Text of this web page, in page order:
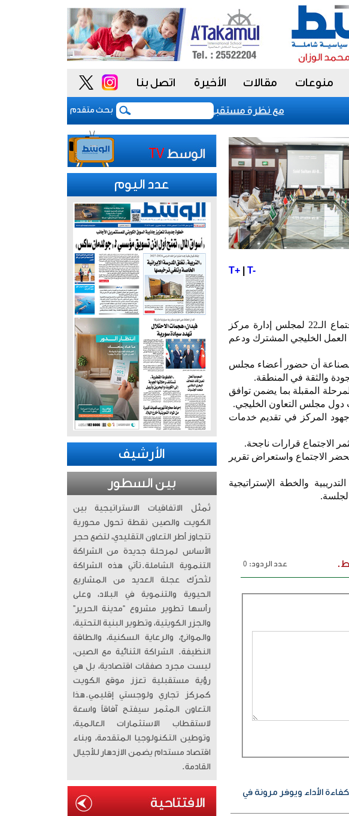
منوعات مقالات الأخيرة اتصل بنا
بحث متقدم «فيتش» تؤكد التصنيف السيادي للكويت عند «-aa» مع نظرة مستقبلية مستقرة صحيفة إسرائيلية تدعي
T+| T-
قال المدير العام للهيئة العامة للصناعة بالتكليف شملان الجحيدلي إن انعقاد الاجتماع الـ22 لمجلس إدارة مركز
العمل الخليجي المشترك ودعم
الصناعة أن حضور أعضاء مجلس
والثقة في المنطقة.
المقبلة بما يضمن توافق
دول مجلس التعاون الخليجي.
جهود المركز في تقديم خدمات
الاجتماع قرارات ناجحة.
الاجتماع واستعراض تقرير
والخطة الإستراتيجية
عدد الردود: 0
الأداء ويوفر مرونة في
عدد اليوم
الأرشيف
بين السطور
تُمثّل الاتفاقيات الاستراتيجية بين
الكويت والصين نقطة تحول محورية
تتجاوز أطر التعاون التقليدي، لتضع حجر
الأساس لمرحلة جديدة من الشراكة
التنموية الشاملة. ​تأتي هذه الشراكة
لتُحرّك عجلة العديد من المشاريع
الحيوية والتنموية في البلاد، وعلى
رأسها تطوير مشروع “مدينة الحرير”
والجزر الكويتية، وتطوير البنية التحتية،
والموانئ، والرعاية السكنية، والطاقة
النظيفة. الشراكة الثنائية مع الصين،
ليست مجرد صفقات اقتصادية، بل هي
رؤية مستقبلية تعزز موقع الكويت
كمركز تجاري ولوجستي إقليمي. ​هذا
التعاون المثمر سيفتح آفاقاً واسعة
لاستقطاب الاستثمارات العالمية،
وتوطين التكنولوجيا المتقدمة، وبناء
اقتصاد مستدام يضمن الازدهار للأجيال
القادمة.